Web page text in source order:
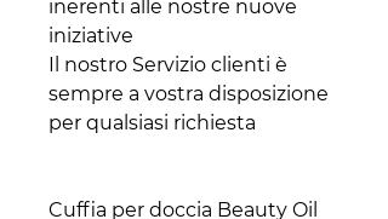
inerenti alle nostre nuove
iniziative
Il nostro Servizio clienti è
sempre a vostra disposizione
per qualsiasi richiesta
Cuffia per doccia Beauty Oil